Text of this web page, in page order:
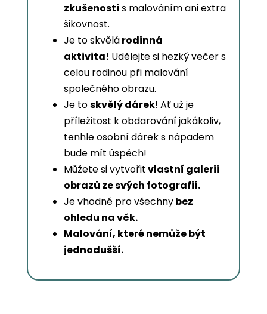
zkušenosti s malováním ani extra
šikovnost.
Je to skvělárodinná
aktivita! Udělejte si hezký večer s
celou rodinou při malování
společného obrazu.
Je toskvělý dárek! Ať už je
příležitost k obdarování jakákoliv,
tenhle osobní dárek s nápadem
bude mít úspěch!
Můžete si vytvořitvlastní galerii
obrazů ze svých fotografií.
Je vhodné pro všechnybez
ohledu na věk.
Malování, které nemůže být
jednodušší.